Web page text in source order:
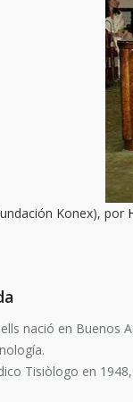
Konex), por
nació en Buenos
Tisiòlogo en